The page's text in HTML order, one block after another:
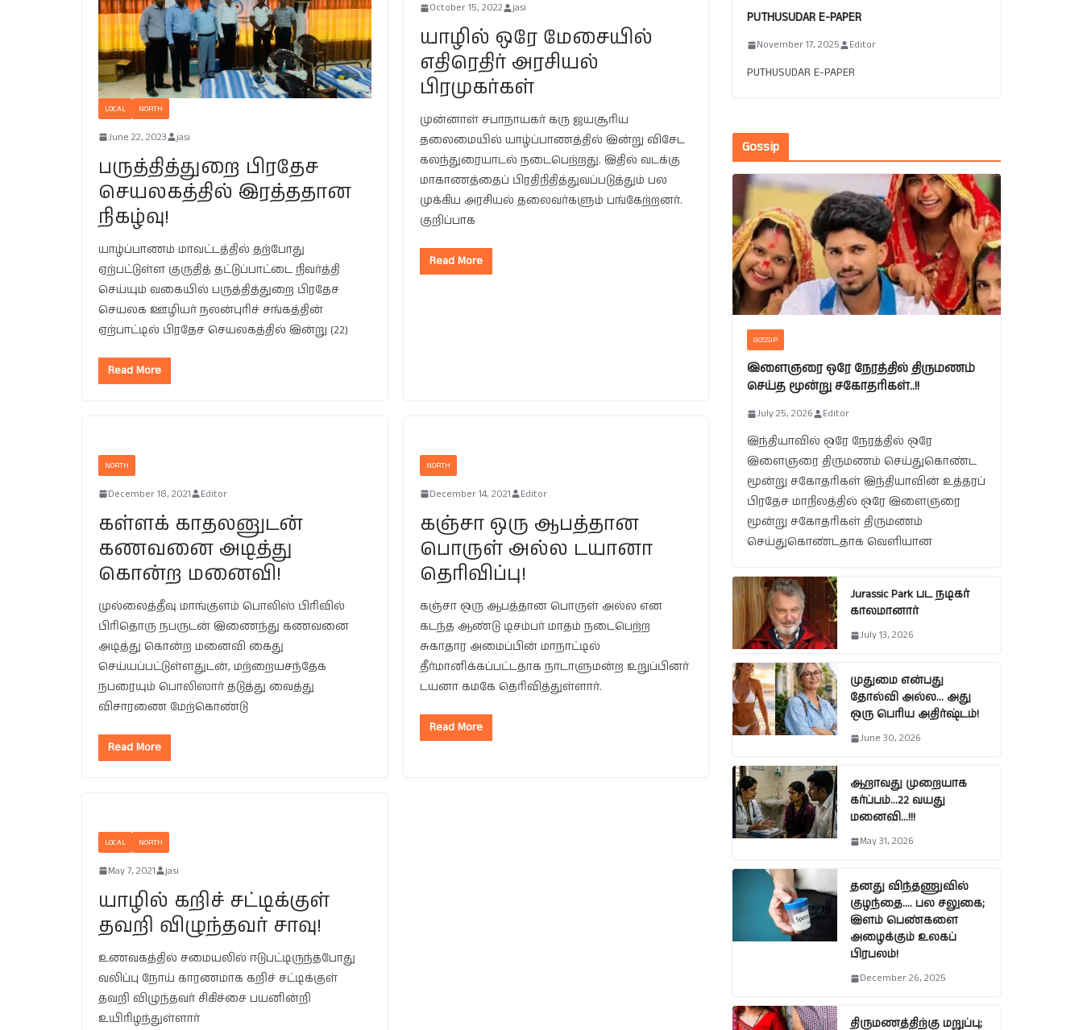
LOCAL NORTH
June 22, 2023 jasi
பருத்தித்துறை பிரதேச
செயலகத்தில் இரத்ததான
நிகழ்வு!
யாழ்ப்பாணம் மாவட்டத்தில் தற்போது
ஏற்பட்டுள்ள குருதித் தட்டுப்பாட்டை நிவர்த்தி
செய்யும் வகையில் பருத்தித்துறை பிரதேச
செயலக ஊழியர் நலன்புரிச் சங்கத்தின்
ஏற்பாட்டில் பிரதேச செயலகத்தில் இன்று (22)
Read More
October 15, 2022 jasi
யாழில் ஒரே மேசையில்
எதிரெதிர் அரசியல்
பிரமுகர்கள்
முன்னாள் சபாநாயகர் கரு ஜயசூரிய
தலைமையில் யாழ்ப்பாணத்தில் இன்று விசேட
கலந்துரையாடல் நடைபெற்றது. இதில் வடக்கு
மாகாணத்தைப் பிரதிநிதித்துவப்படுத்தும் பல
முக்கிய அரசியல் தலைவர்களும் பங்கேற்றனர்.
குறிப்பாக
Read More
NORTH
December 18, 2021 Editor
கள்ளக் காதலனுடன்
கணவனை அடித்து
கொன்ற மனைவி!
முல்லைத்தீவு மாங்குளம் பொலிஸ் பிரிவில்
பிரிதொரு நபருடன் இணைந்து கணவனை
அடித்து கொன்ற மனைவி கைது
செய்யப்பட்டுள்ளதுடன், மற்றையசந்தேக
நபரையும் பொலிஸார் தடுத்து வைத்து
விசாரணை மேற்கொண்டு
Read More
NORTH
December 14, 2021 Editor
கஞ்சா ஒரு ஆபத்தான
பொருள் அல்ல டயானா
தெரிவிப்பு!
கஞ்சா ஒரு ஆபத்தான பொருள் அல்ல என
கடந்த ஆண்டு டிசம்பர் மாதம் நடைபெற்ற
சுகாதார அமைப்பின் மாநாட்டில்
தீர்மானிக்கப்பட்டதாக நாடாளுமன்ற உறுப்பினர்
டயனா கமகே தெரிவித்துள்ளார்.
Read More
LOCAL NORTH
May 7, 2021 jasi
யாழில் கறிச் சட்டிக்குள்
தவறி விழுந்தவர் சாவு!
உணவகத்தில் சமையலில் ஈடுபட்டிருந்தபோது
வலிப்பு நோய் காரணமாக கறிச் சட்டிக்குள்
தவறி விழுந்தவர் சிகிச்சை பயனின்றி
உயிரிழந்துள்ளார்
PUTHUSUDAR E-PAPER
November 17, 2025 Editor
PUTHUSUDAR E-PAPER
Gossip
GOSSIP
இளைஞரை ஒரே நேரத்தில் திருமணம்
செய்த மூன்று சகோதரிகள்..!!
July 25, 2026 Editor
இந்தியாவில் ஒரே நேரத்தில் ஒரே
இளைஞரை திருமணம் செய்துகொண்ட
மூன்று சகோதரிகள் இந்தியாவின் உத்தரப்
பிரதேச மாநிலத்தில் ஒரே இளைஞரை
மூன்று சகோதரிகள் திருமணம்
செய்துகொண்டதாக வெளியான
Jurassic Park பட நடிகர்
காலமானார்
July 13, 2026
முதுமை என்பது
தோல்வி அல்ல… அது
ஒரு பெரிய அதிர்ஷ்டம்!
June 30, 2026
ஆறாவது முறையாக
கர்ப்பம்…22 வயது
மனைவி…!!!
May 31, 2026
தனது விந்தணுவில்
குழந்தை…. பல சலுகை;
இளம் பெண்களை
அழைக்கும் உலகப்
பிரபலம்!
December 26, 2025
திருமணத்திற்கு மறுப்பு;